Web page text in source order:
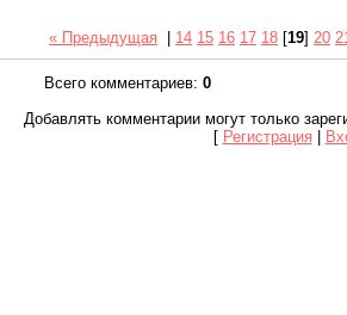
« Предыдущая 14 15 16 17 18 [19] 20
Всего комментариев: 0
Добавлять комментарии могут только
[ Регистрация |